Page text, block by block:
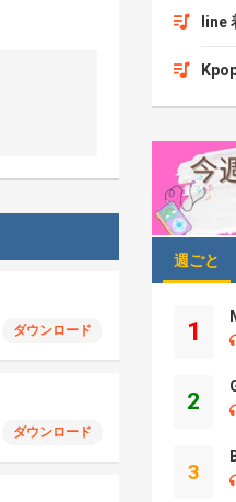
ダウンロード
ダウンロード
line
週ごと
1
2
3